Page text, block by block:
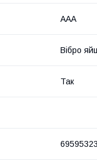
AAA
Вібро
Так